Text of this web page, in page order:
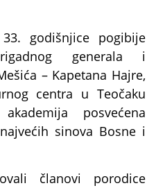
godišnjice pogibije
generala i
– Kapetana Hajre,
centra u Teočaku
posvećena
sinova Bosne i
članovi porodice